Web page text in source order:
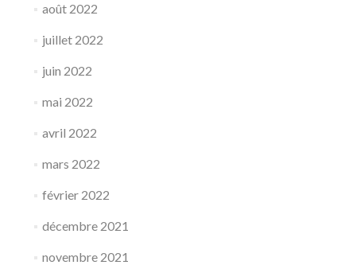
août 2022
juillet 2022
juin 2022
mai 2022
avril 2022
mars 2022
février 2022
décembre 2021
novembre 2021